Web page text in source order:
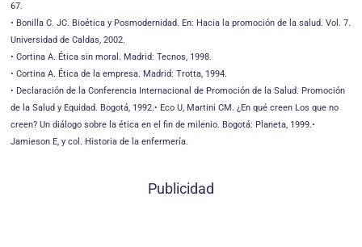
67.
• Bonilla C. JC. Bioética y Posmodernidad. En: Hacia la promoción de la salud. Vol. 7.
Universidad de Caldas, 2002.
• Cortina A. Ética sin moral. Madrid: Tecnos, 1998.
• Cortina A. Ética de la empresa. Madrid: Trotta, 1994.
• Declaración de la Conferencia Internacional de Promoción de la Salud. Promoción
de la Salud y Equidad. Bogotá, 1992.• Eco U, Martini CM. ¿En qué creen Los que no
creen? Un diálogo sobre la ética en el fin de milenio. Bogotá: Planeta, 1999.•
Jamieson E, y col. Historia de la enfermería.
Publicidad